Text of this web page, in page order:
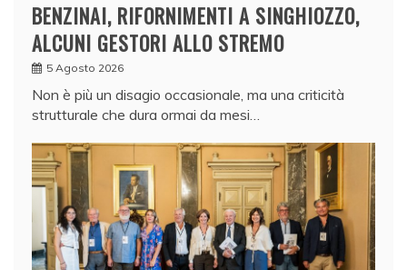
BENZINAI, RIFORNIMENTI A SINGHIOZZO,
ALCUNI GESTORI ALLO STREMO
5 Agosto 2026
Non è più un disagio occasionale, ma una criticità
strutturale che dura ormai da mesi…